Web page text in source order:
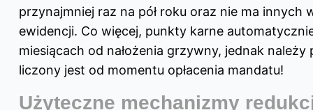
przynajmniej raz na pół roku oraz nie ma innych
ewidencji. Co więcej, punkty karne
miesiącach od nałożenia grzywny, jednak należy
liczony jest od momentu opłacenia mandatu!
Użyteczne mechanizmy